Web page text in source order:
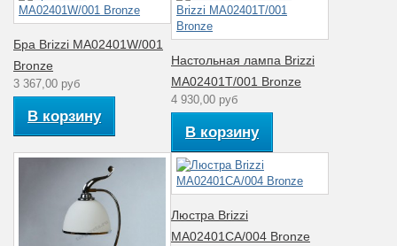
Бра Brizzi MA02401W/001
Bronze
3 367,00 руб
В корзину
Настольная лампа Brizzi
MA02401Т/001 Bronze
4 930,00 руб
В корзину
Люстра Brizzi
MA02401CA/004 Bronze